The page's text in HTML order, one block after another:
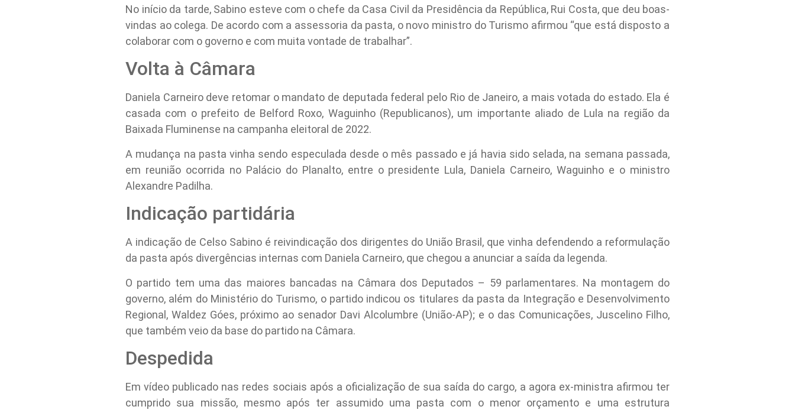
No início da tarde, Sabino esteve com o chefe da Casa Civil da Presidência da República, Rui Costa, que deu boas-
vindas ao colega. De acordo com a assessoria da pasta, o novo ministro do Turismo afirmou “que está disposto a
colaborar com o governo e com muita vontade de trabalhar”.
Volta à Câmara
Daniela Carneiro deve retomar o mandato de deputada federal pelo Rio de Janeiro, a mais votada do estado. Ela é
casada com o prefeito de Belford Roxo, Waguinho (Republicanos), um importante aliado de Lula na região da
Baixada Fluminense na campanha eleitoral de 2022.
A mudança na pasta vinha sendo especulada desde o mês passado e já havia sido selada, na semana passada,
em reunião ocorrida no Palácio do Planalto, entre o presidente Lula, Daniela Carneiro, Waguinho e o ministro
Alexandre Padilha.
Indicação partidária
A indicação de Celso Sabino é reivindicação dos dirigentes do União Brasil, que vinha defendendo a reformulação
da pasta após divergências internas com Daniela Carneiro, que chegou a anunciar a saída da legenda.
O partido tem uma das maiores bancadas na Câmara dos Deputados – 59 parlamentares. Na montagem do
governo, além do Ministério do Turismo, o partido indicou os titulares da pasta da Integração e Desenvolvimento
Regional, Waldez Góes, próximo ao senador Davi Alcolumbre (União-AP); e o das Comunicações, Juscelino Filho,
que também veio da base do partido na Câmara.
Despedida
Em vídeo publicado nas redes sociais após a oficialização de sua saída do cargo, a agora ex-ministra afirmou ter
cumprido sua missão, mesmo após ter assumido uma pasta com o menor orçamento e uma estrutura